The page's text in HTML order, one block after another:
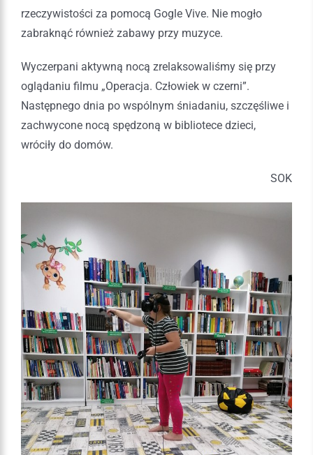
rzeczywistości za pomocą Gogle Vive. Nie mogło
zabraknąć również zabawy przy muzyce.
Wyczerpani aktywną nocą zrelaksowaliśmy się przy
oglądaniu filmu „Operacja. Człowiek w czerni”.
Następnego dnia po wspólnym śniadaniu, szczęśliwe i
zachwycone nocą spędzoną w bibliotece dzieci,
wróciły do domów.
SOK